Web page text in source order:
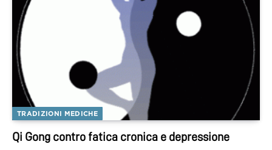
TRADIZIONI MEDICHE
Qi Gong contro fatica cronica e depressione